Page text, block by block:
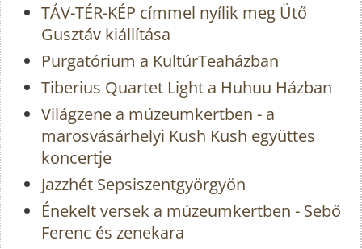
TÁV-TÉR-KÉP címmel nyílik meg Ütő
Gusztáv kiállítása
Purgatórium a KultúrTeaházban
Tiberius Quartet Light a Huhuu Házban
Világzene a múzeumkertben - a
marosvásárhelyi Kush Kush együttes
koncertje
Jazzhét Sepsiszentgyörgyön
Énekelt versek a múzeumkertben - Sebő
Ferenc és zenekara